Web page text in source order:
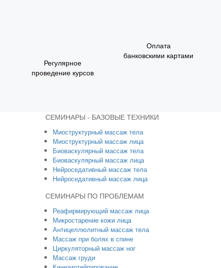
Регулярное
проведение курсов
Оплата
банковскими картами
СЕМИНАРЫ - БАЗОВЫЕ ТЕХНИКИ
Миоструктурный массаж тела
Миоструктурный массаж лица
Биоваскулярный массаж тела
Биоваскулярный массаж лица
Нейроседативный массаж тела
Нейроседативный массаж лица
СЕМИНАРЫ ПО ПРОБЛЕМАМ
Реафирмирующий массаж лица
Микростарение кожи лица
Антицеллюлитный массаж тела
Массаж при болях в спине
Циркуляторный массаж ног
Массаж груди